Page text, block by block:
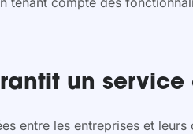
un
entre les entreprises et leurs